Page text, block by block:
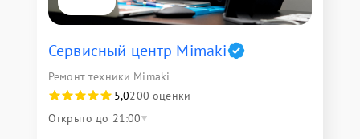
Сервисный центр Mimaki
Ремонт техники Mimaki
5,0200 оценки
Открыто до 21:00